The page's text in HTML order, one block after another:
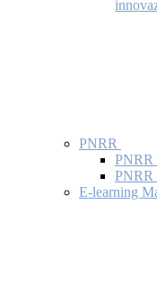
PNRR
PNRR
PNRR
E-learning